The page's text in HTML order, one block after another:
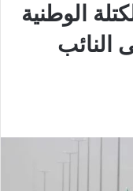
الوطنية
النائب